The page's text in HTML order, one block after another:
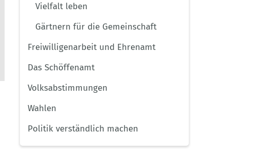
Vielfalt leben
Gärtnern für die Gemeinschaft
Freiwilligenarbeit und Ehrenamt
Das Schöffenamt
Volksabstimmungen
Wahlen
Politik verständlich machen